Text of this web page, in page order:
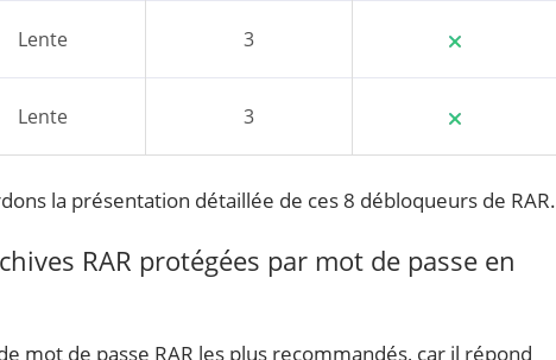
Lente 3
Lente 3
la présentation détaillée de ces 8 débloqueurs de RAR.
RAR protégées par mot de passe en
mot de passe RAR les plus recommandés, car il répond